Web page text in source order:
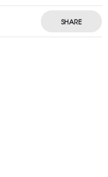
SHARE